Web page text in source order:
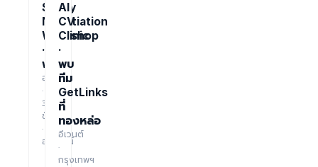
Salary
Negotiation
Workshop
·
ฟรี
อบรม
·
3
ชั่วโมง
·
ออนไลน์
AI
CV
Clinic
·
พบ
ทีม
GetLinks
ที่
ทองหล่อ
อีเวนต์
·
กรุงเทพฯ